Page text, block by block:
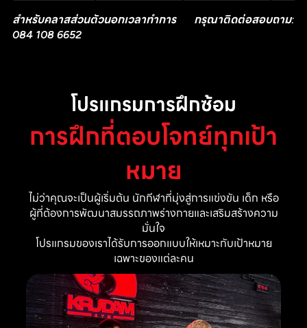
สำหรับคลาสส่วนตัวนอกเวลาทำการ กรุณาติดต่อสอบถาม:
084 108 6652
โปรแกรมการฝึกซ้อม
การฝึกที่ตอบโจทย์ทุกเป้า
หมาย
ไม่ว่าคุณจะเป็นผู้เริ่มต้น นักกีฬาที่มุ่งสู่การแข่งขัน เด็ก หรือ
ผู้ที่ต้องการพัฒนาสมรรถภาพร่างกายและเสริมสร้างความ
มั่นใจ
โปรแกรมของเราได้รับการออกแบบให้เหมาะกับเป้าหมาย
เฉพาะของแต่ละคน